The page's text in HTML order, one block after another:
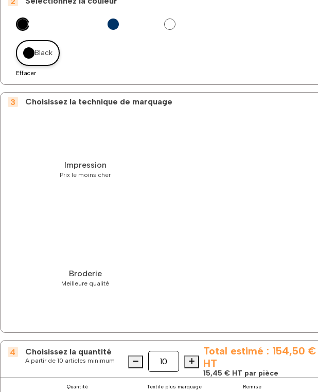
Black
Effacer
Choisissez la technique de marquage
Impression
Prix le moins cher
Broderie
Meilleure qualité
Choisissez la quantité
A partir de 10 articles minimum
Quantité
quantité
Total estimé : 154,50 €
HT
15,45 € HT par pièce
Quantité Textile plus marquage Remise